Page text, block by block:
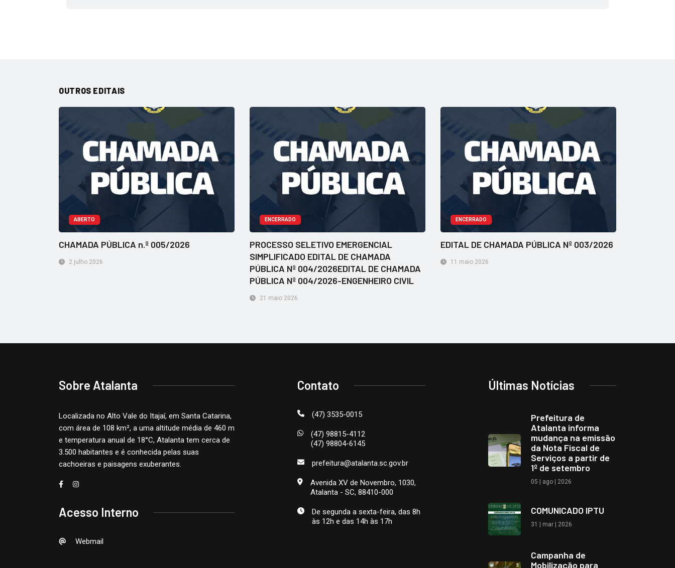
OUTROS EDITAIS
ABERTO
CHAMADA PÚBLICA n.º 005/2026
2 julho 2026
ENCERRADO
PROCESSO SELETIVO EMERGENCIAL
SIMPLIFICADO EDITAL DE CHAMADA
PÚBLICA Nº 004/2026EDITAL DE CHAMADA
PÚBLICA Nº 004/2026-ENGENHEIRO CIVIL
21 maio 2026
ENCERRADO
EDITAL DE CHAMADA PÚBLICA Nº 003/2026
11 maio 2026
Sobre Atalanta
Localizada no Alto Vale do Itajaí, em Santa Catarina,
com área de 108 km², a uma altitude média de 460 m
e temperatura anual de 18°C, Atalanta tem cerca de
3.500 habitantes e é conhecida pelas suas
cachoeiras e paisagens exuberantes.
Acesso Interno
Webmail
Contato
(47) 3535-0015
(47) 98815-4112
(47) 98804-6145
prefeitura@atalanta.sc.gov.br
Avenida XV de Novembro, 1030,
Atalanta - SC, 88410-000
De segunda a sexta-feira, das 8h
às 12h e das 14h às 17h
Últimas Notícias
Prefeitura de
Atalanta informa
mudança na emissão
da Nota Fiscal de
Serviços a partir de
1º de setembro
05 | ago | 2026
COMUNICADO IPTU
31 | mar | 2026
Campanha de
Mobilização para